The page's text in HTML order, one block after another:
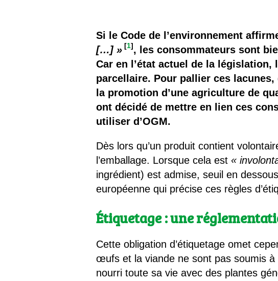
Il y a
Quels sont les
Si le Code de l’environnement
[…] » [1], les consommateurs sont
Car en l’état actuel de la
parcellaire. Pour pallier ces
la promotion d’une agriculture de
ont décidé de mettre en lien ces
utiliser d’OGM.
Dès lors qu’un produit contient
l’emballage. Lorsque cela est«
ingrédient) est admise, seuil en
européenne qui précise ces règles
Étiquetage : une
Cette obligation d’étiquetage omet
œufs et la viande ne sont pas soumis à
nourri toute sa vie avec des plantes